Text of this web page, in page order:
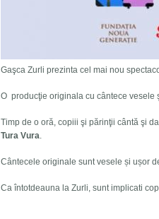
Gaşca Zurli prezinta cel mai nou
O producţie originala cu cântece vesele
Timp de o oră, copiii şi părinţii cântă şi
Tura Vura.
Cântecele originale sunt vesele și ușor
Ca întotdeauna la Zurli, sunt implicati